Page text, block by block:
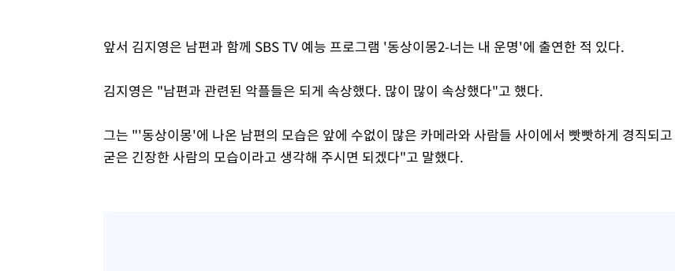
앞서 김지영은 남편과 함께 SBS TV 예능 프로그램 '동상이몽2-너는 내 운명'에 출연한 적 있다.
김지영은 "남편과 관련된 악플들은 되게 속상했다. 많이 많이 속상했다"고 했다.
그는 "'동상이몽'에 나온 남편의 모습은 앞에 수없이 많은 카메라와 사람들 사이에서 빳빳하게 경직되고
굳은 긴장한 사람의 모습이라고 생각해 주시면 되겠다"고 말했다.